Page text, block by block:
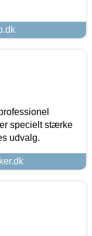
specielt stærke
udvalg.